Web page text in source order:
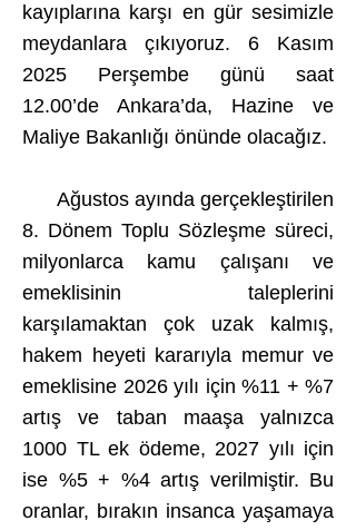
kayıplarına karşı en gür sesimizle
meydanlara çıkıyoruz. 6 Kasım
2025 Perşembe günü saat
12.00’de Ankara’da, Hazine ve
Maliye Bakanlığı önünde olacağız.
Ağustos ayında gerçekleştirilen
8. Dönem Toplu Sözleşme süreci,
milyonlarca kamu çalışanı ve
emeklisinin taleplerini
karşılamaktan çok uzak kalmış,
hakem heyeti kararıyla memur ve
emeklisine 2026 yılı için %11 + %7
artış ve taban maaşa yalnızca
1000 TL ek ödeme, 2027 yılı için
ise %5 + %4 artış verilmiştir. Bu
oranlar, bırakın insanca yaşamaya